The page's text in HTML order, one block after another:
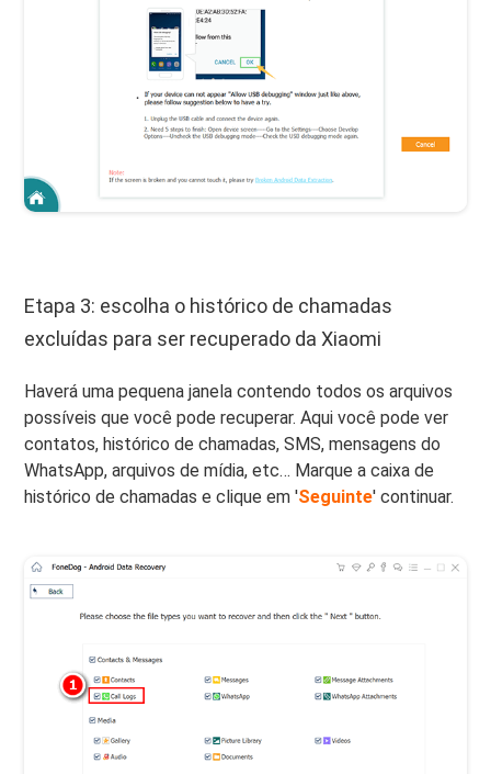
Etapa 3: escolha o histórico de chamadas
excluídas para ser recuperado da Xiaomi
Haverá uma pequena janela contendo todos os arquivos
possíveis que você pode recuperar. Aqui você pode ver
contatos, histórico de chamadas, SMS, mensagens do
WhatsApp, arquivos de mídia, etc… Marque a caixa de
histórico de chamadas e clique em 'Seguinte' continuar.